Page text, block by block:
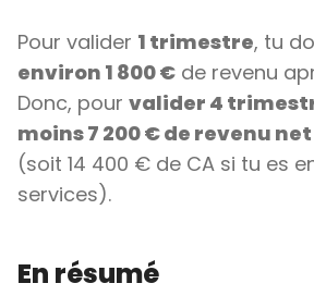
Pour valider 1 trimestre, tu
environ 1 800 € de revenu
Donc, pour valider 4
moins 7 200 € de revenu
(soit 14 400 € de CA si tu es
services).
En résumé